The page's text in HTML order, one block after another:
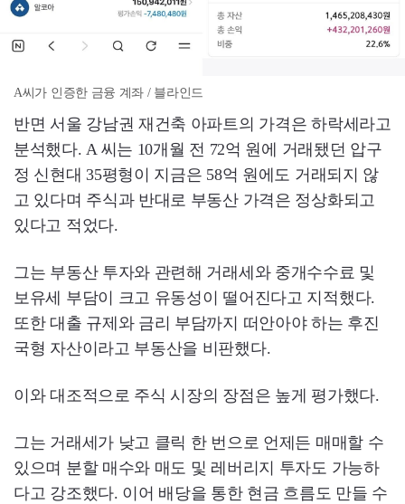
A씨가 인증한 금융 계좌 / 블라인드
반면 서울 강남권 재건축 아파트의 가격은 하락세라고
분석했다. A 씨는 10개월 전 72억 원에 거래됐던 압구
정 신현대 35평형이 지금은 58억 원에도 거래되지 않
고 있다며 주식과 반대로 부동산 가격은 정상화되고
있다고 적었다.
그는 부동산 투자와 관련해 거래세와 중개수수료 및
보유세 부담이 크고 유동성이 떨어진다고 지적했다.
또한 대출 규제와 금리 부담까지 떠안아야 하는 후진
국형 자산이라고 부동산을 비판했다.
이와 대조적으로 주식 시장의 장점은 높게 평가했다.
그는 거래세가 낮고 클릭 한 번으로 언제든 매매할 수
있으며 분할 매수와 매도 및 레버리지 투자도 가능하
다고 강조했다. 이어 배당을 통한 현금 흐름도 만들 수